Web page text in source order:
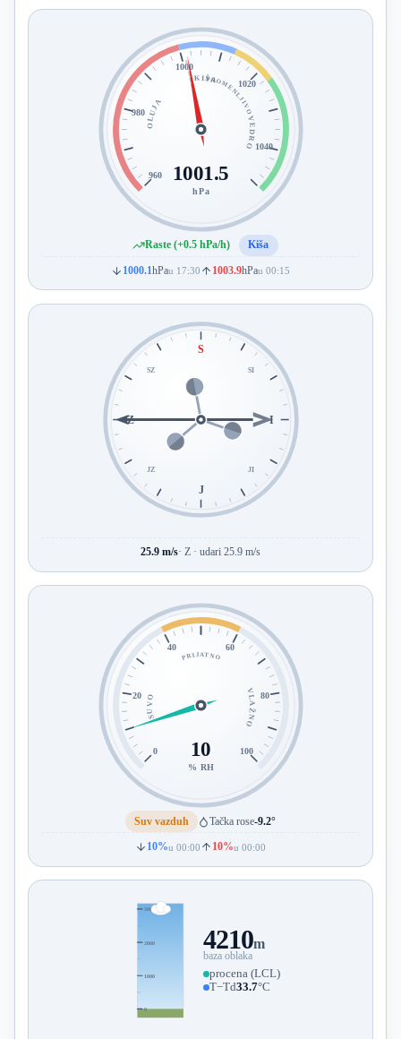
960
980
1000
1020
1040
OLUJA
KIŠAPROMENLJIVO
VEDRO
1001.5
hPa
Raste (+0.5 hPa/h) Kiša
1000.1hPau 17:30 1003.9hPau 00:15
S
I
J
Z
SI
JI
JZ
SZ
25.9 m/s· Z · udari 25.9 m/s
0
20
40 60
80
100
SUVO
PRIJATNO
VLAŽNO
10
% RH
Suv vazduh Tačka rose-9.2°
10%u 00:00 10%u 00:00
0
1000
2000
3000
4210m
baza oblaka
procena (LCL)
T−Td33.7°C